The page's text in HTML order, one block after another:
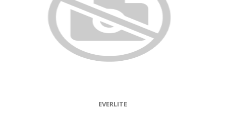
EVERLITE